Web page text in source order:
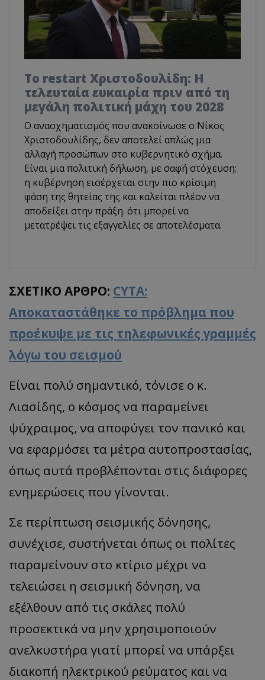
Το restart Χριστοδουλίδη: Η
τελευταία ευκαιρία πριν από τη
μεγάλη πολιτική μάχη του 2028
Ο ανασχηματισμός που ανακοίνωσε ο Νίκος
Χριστοδουλίδης, δεν αποτελεί απλώς μια
αλλαγή προσώπων στο κυβερνητικό σχήμα.
Είναι μια πολιτική δήλωση, με σαφή στόχευση:
η κυβέρνηση εισέρχεται στην πιο κρίσιμη
φάση της θητείας της και καλείται πλέον να
αποδείξει στην πράξη. ότι μπορεί να
μετατρέψει τις εξαγγελίες σε αποτελέσματα.
ΣΧΕΤΙΚΟ ΑΡΘΡΟ: CYTA:
Αποκαταστάθηκε το πρόβλημα που
προέκυψε με τις τηλεφωνικές γραμμές
λόγω του σεισμού
Είναι πολύ σημαντικό, τόνισε ο κ.
Λιασίδης, ο κόσμος να παραμείνει
ψύχραιμος, να αποφύγει τον πανικό και
να εφαρμόσει τα μέτρα αυτοπροστασίας,
όπως αυτά προβλέπονται στις διάφορες
ενημερώσεις που γίνονται.
Σε περίπτωση σεισμικής δόνησης,
συνέχισε, συστήνεται όπως οι πολίτες
παραμείνουν στο κτίριο μέχρι να
τελειώσει η σεισμική δόνηση, να
εξέλθουν από τις σκάλες πολύ
προσεκτικά να μην χρησιμοποιούν
ανελκυστήρα γιατί μπορεί να υπάρξει
διακοπή ηλεκτρικού ρεύματος και να